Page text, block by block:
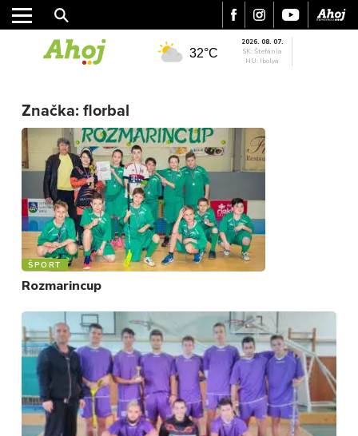
MESTO
REGIÓN
ŠPORT
VIDEO
MIX
32°C
2026. 08. 07.
SK: Štefánia
HU: Ibolya
Značka: florbal
ŠPORT
Rozmarincup